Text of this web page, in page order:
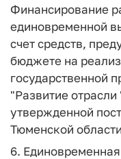
Финансирование
единовременной
счет средств,
бюджете на
государственной
"Развитие
утвержденной
Тюменской
6.